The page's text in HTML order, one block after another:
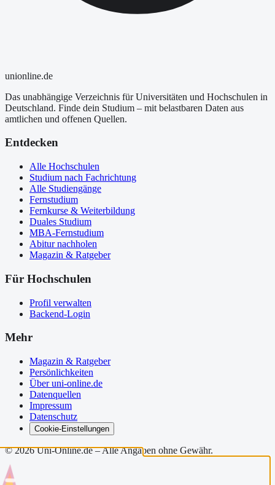
unionline.de
Das unabhängige Verzeichnis für Universitäten und Hochschulen in
Deutschland. Finde dein Studium – mit belastbaren Daten aus
amtlichen und offenen Quellen.
Entdecken
Alle Hochschulen
Studium nach Fachrichtung
Alle Studiengänge
Fernstudium
Fernkurse & Weiterbildung
Duales Studium
MBA-Fernstudium
Abitur nachholen
Magazin & Ratgeber
Für Hochschulen
Profil verwalten
Backend-Login
Mehr
Magazin & Ratgeber
Persönlichkeiten
Über uni-online.de
Datenquellen
Impressum
Datenschutz
Cookie-Einstellungen
©2026Uni-Online.de – Alle Angaben ohne Gewähr.